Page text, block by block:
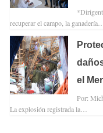
recuperar el campo, la ganadería…
el
Por:
La explosión registrada la…